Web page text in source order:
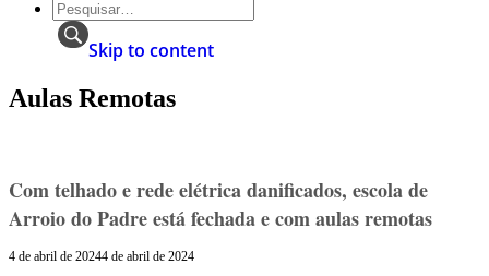
Skip to content
Aulas Remotas
Com telhado e rede elétrica danificados, escola de
Arroio do Padre está fechada e com aulas remotas
4 de abril de 20244 de abril de 2024